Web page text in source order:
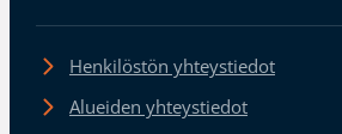
Henkilöstön yhteystiedot
Alueiden yhteystiedot